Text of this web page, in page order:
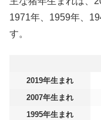
1971年、1959年、
す。
2019年生まれ
2007年生まれ
1995年生まれ